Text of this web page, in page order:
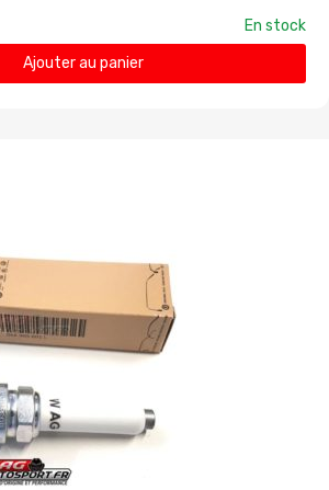
En stock
Ajouter au panier